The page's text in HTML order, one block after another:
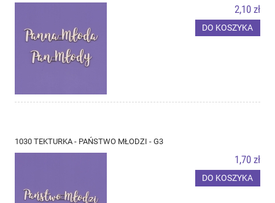
2,10 zł
DO KOSZYKA
1030 TEKTURKA - PAŃSTWO MŁODZI - G3
1,70 zł
DO KOSZYKA